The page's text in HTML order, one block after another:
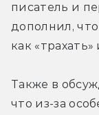
писатель и
дополнил,
как
Также в
что из-за